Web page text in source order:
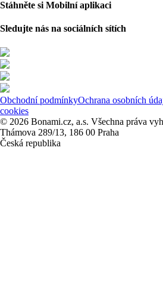
Stáhněte si Mobilní aplikaci
Sledujte nás na sociálních sítích
Obchodní podmínkyOchrana osobních
cookies
© 2026 Bonami.cz, a.s. Všechna práva
Thámova 289/13, 186 00 Praha
Česká republika